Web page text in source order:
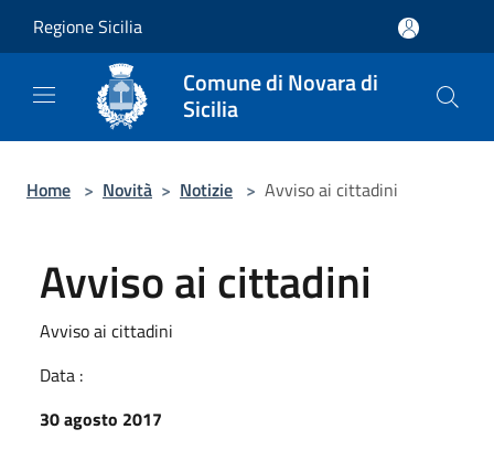
Regione Sicilia
Comune di Novara di
Sicilia
Home > Novità > Notizie > Avviso ai cittadini
Avviso ai cittadini
Avviso ai cittadini
Data :
30 agosto 2017